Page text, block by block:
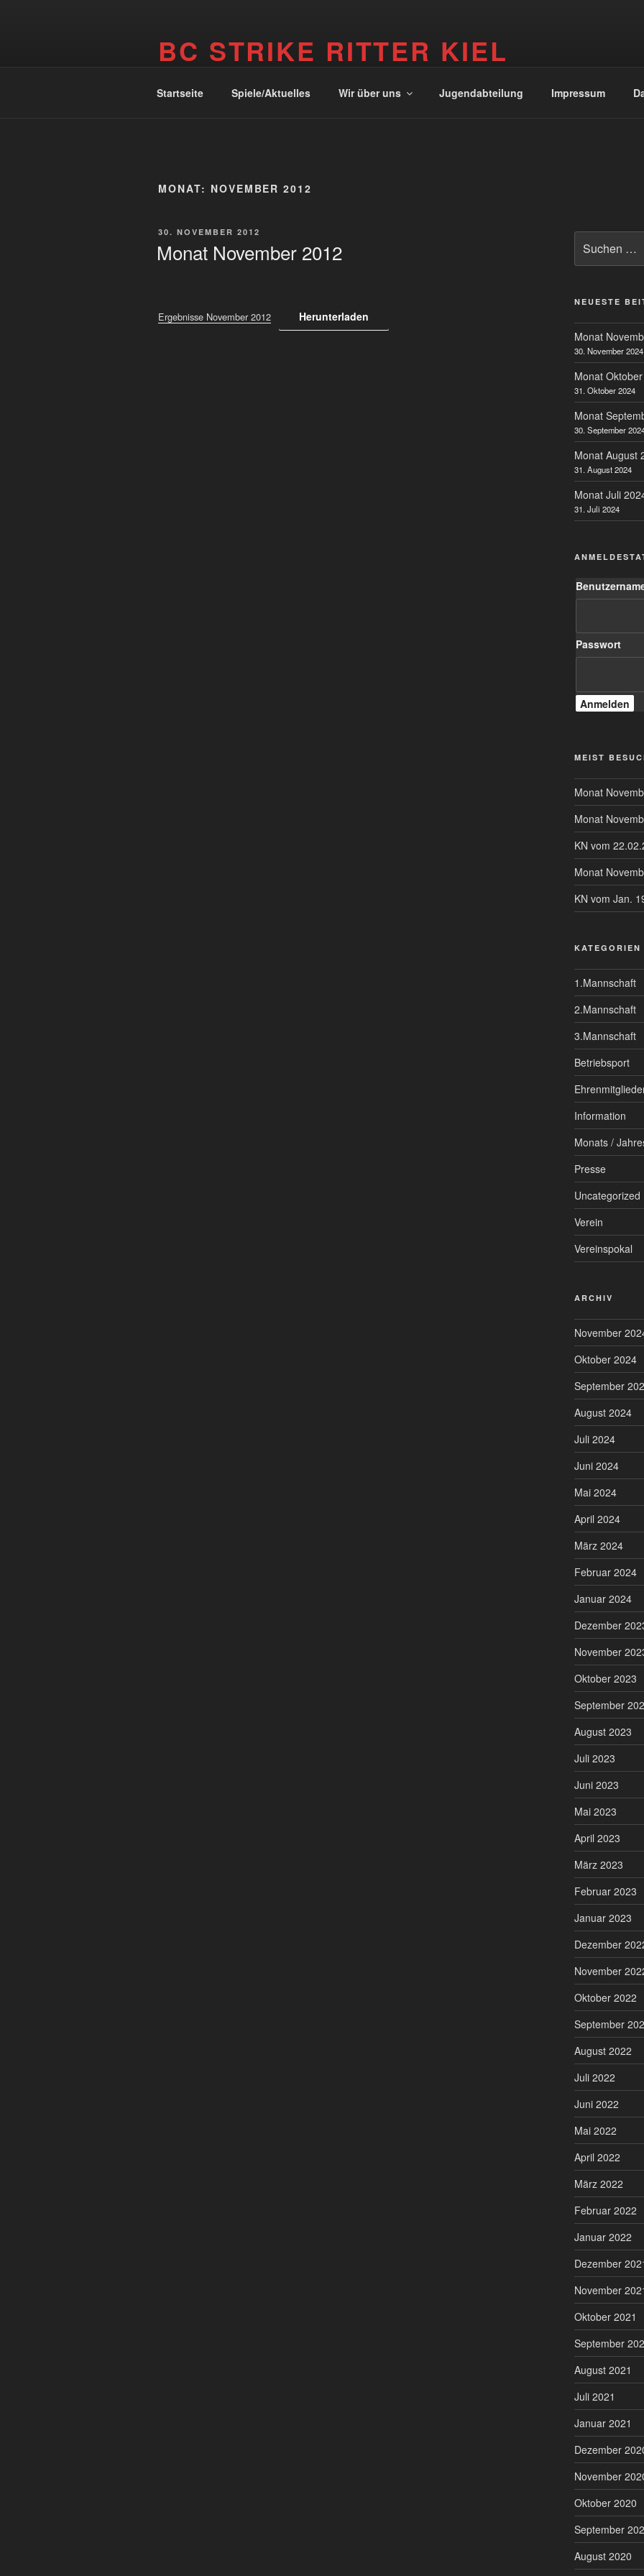
BC STRIKE RITTER KIEL
Startseite Spiele/Aktuelles Wir über uns Jugendabteilung Impressum
MONAT: NOVEMBER 2012
VERÖFFENTLICHT
30. NOVEMBER 2012
Monat November 2012
Ergebnisse November 2012 Herunterladen
nach:
NEUESTE
Monat
30. November 2024
Monat
31. Oktober 2024
Monat
30. September
Monat August
31. August 2024
Monat Juli
31. Juli 2024
Passwort
MEIST
Monat
Monat
KN vom
Monat
KN vom Jan.
KATEGORIEN
1.Mannschaft
2.Mannschaft
3.Mannschaft
Betriebsport
Information
Monats /
Presse
Uncategorized
Verein
Vereinspokal
ARCHIV
November
Oktober 2024
September
August 2024
Juli 2024
Juni 2024
Mai 2024
April 2024
März 2024
Februar 2024
Januar 2024
Dezember
November
Oktober 2023
September
August 2023
Juli 2023
Juni 2023
Mai 2023
April 2023
März 2023
Februar 2023
Januar 2023
Dezember
November
Oktober 2022
September
August 2022
Juli 2022
Juni 2022
Mai 2022
April 2022
März 2022
Februar 2022
Januar 2022
Dezember
November
Oktober 2021
September
August 2021
Juli 2021
Januar 2021
Dezember
November
Oktober 2020
September
August 2020